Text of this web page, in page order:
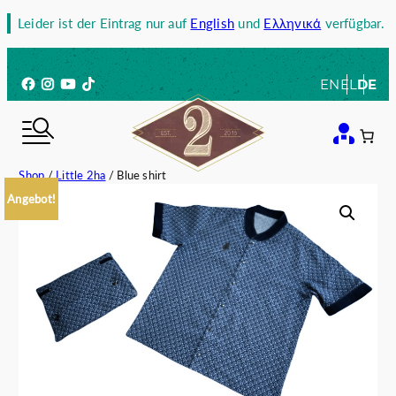
Zum
springen
Leider ist der Eintrag nur auf English und Ελληνικά verfügbar.
Facebook
Instagram
YouTube
TikTok ENEL DE
Shop/Little 2ha / Blue shirt
Angebot!